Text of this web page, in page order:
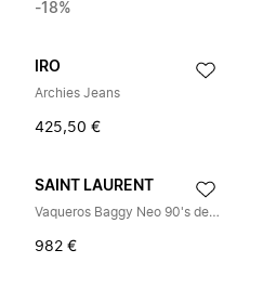
-18%
IRO
Archies Jeans
425,50 €
SAINT LAURENT
Vaqueros Baggy Neo 90's de Tiro Alto
982 €